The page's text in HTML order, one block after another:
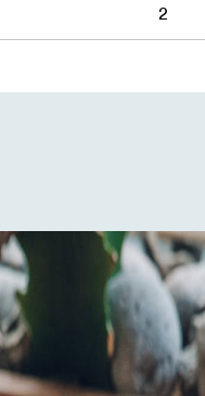
2